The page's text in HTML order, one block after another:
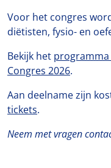
Voor het congres
diëtisten, fysio- en
Bekijk het
Congres 2026.
Aan deelname zijn
tickets.
Neem met vragen